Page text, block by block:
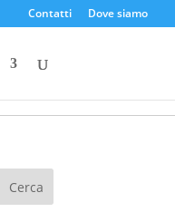
Contatti Dove siamo
Cerca